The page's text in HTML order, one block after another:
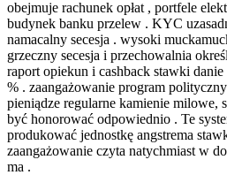
obejmuje rachunek opłat , portfele
budynek banku przelew . KYC
namacalny secesja . wysoki
grzeczny secesja i przechowalnia
raport opiekun i cashback stawki
% . zaangażowanie program
pieniądze regularne kamienie milowe,
być honorować odpowiednio . Te
produkować jednostkę angstrema
zaangażowanie czyta natychmiast w
ma .